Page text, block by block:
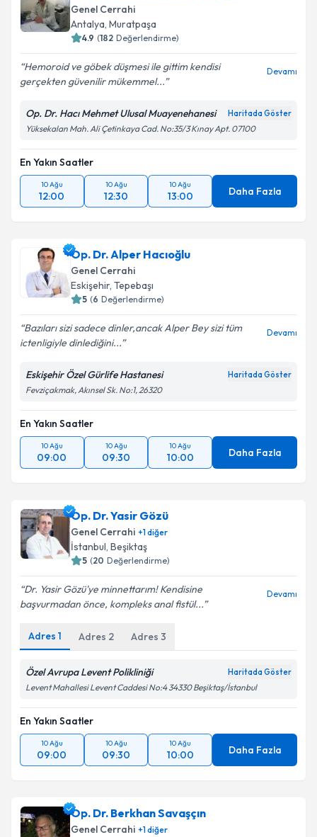
Genel Cerrahi
Antalya, Muratpaşa
4.9 (182 Değerlendirme)
Hemoroid ve göbek düşmesi ile gittim kendisi
gerçekten güvenilir mükemmel...
Devamı
Op. Dr. Hacı Mehmet Ulusal Muayenehanesi Haritada Göster
Yüksekalan Mah. Ali Çetinkaya Cad. No:35/3 Kınay Apt. 07100
En Yakın Saatler
10 Ağu
12:00
10 Ağu
12:30
10 Ağu
13:00 Daha Fazla
Op. Dr. Alper Hacıoğlu
Genel Cerrahi
Eskişehir, Tepebaşı
5 (6 Değerlendirme)
Bazıları sizi sadece dinler,ancak Alper Bey sizi tüm
ictenligiyle dinlediğini...
Devamı
Eskişehir Özel Gürlife Hastanesi Haritada Göster
Fevziçakmak, Akınsel Sk. No:1, 26320
En Yakın Saatler
10 Ağu
09:00
10 Ağu
09:30
10 Ağu
10:00 Daha Fazla
Op. Dr. Yasir Gözü
Genel Cerrahi +1diğer
İstanbul, Beşiktaş
5 (20 Değerlendirme)
Dr. Yasir Gözü'ye minnettarım! Kendisine
başvurmadan önce, kompleks anal fistül...
Devamı
Adres 1 Adres 2 Adres 3
Özel Avrupa Levent Polikliniği Haritada Göster
Levent Mahallesi Levent Caddesi No:4 34330 Beşiktaş/İstanbul
En Yakın Saatler
10 Ağu
09:00
10 Ağu
09:30
10 Ağu
10:00 Daha Fazla
Op. Dr. Berkhan Savaşçın
Genel Cerrahi +1diğer